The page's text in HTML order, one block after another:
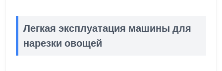
Легкая эксплуатация машины для
нарезки овощей